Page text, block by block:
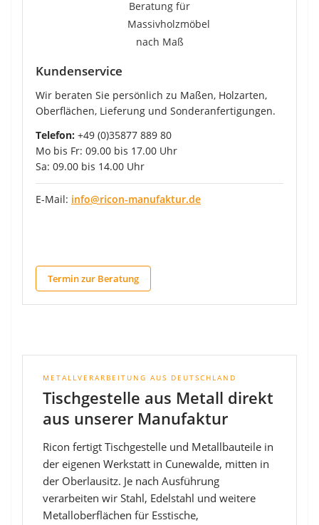
Kundenservice
Wir beraten Sie persönlich zu Maßen, Holzarten,
Oberflächen, Lieferung und Sonderanfertigungen.
Telefon: +49 (0)35877 889 80
Mo bis Fr: 09.00 bis 17.00 Uhr
Sa: 09.00 bis 14.00 Uhr
E-Mail: info@ricon-manufaktur.de
Termin zur Beratung
METALLVERARBEITUNG AUS DEUTSCHLAND
Tischgestelle aus Metall direkt
aus unserer Manufaktur
Ricon fertigt Tischgestelle und Metallbauteile in
der eigenen Werkstatt in Cunewalde, mitten in
der Oberlausitz. Je nach Ausführung
verarbeiten wir Stahl, Edelstahl und weitere
Metalloberflächen für Esstische,